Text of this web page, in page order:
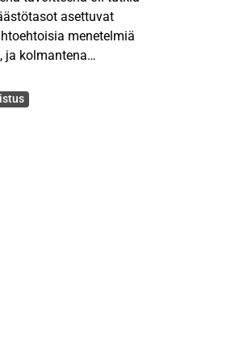
asettuvat
menetelmiä
ja kolmantena
tai biokaasua sisältävät
mukaan